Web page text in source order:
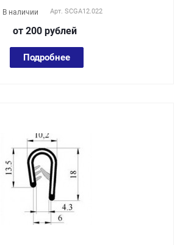
В наличии Арт. SCGA12.022
от 200 рублей
Подробнее